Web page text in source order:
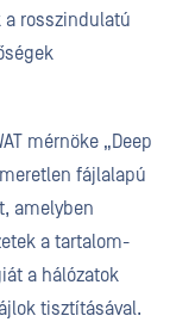
a rosszindulatú
mérnöke „Deep
fájlalapú
amelyben
a tartalom-
a hálózatok
tisztításával.